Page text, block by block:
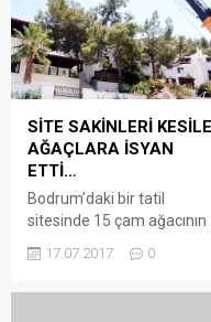
SİTE SAKİNLERİ
AĞAÇLARA İSYAN
ETTİ…
Bodrum’daki bir tatil
sitesinde 15 çam ağacının
manzarasını kapattığı
17.07.2017 0